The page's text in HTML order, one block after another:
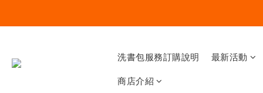
洗書包服務訂購說明 最新活動
商店介紹